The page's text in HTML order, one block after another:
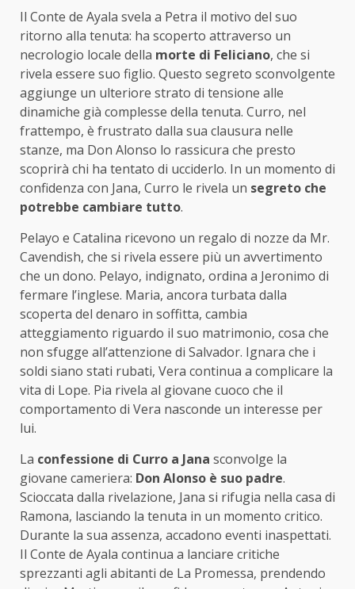
Il Conte de Ayala svela a Petra il motivo del suo
ritorno alla tenuta: ha scoperto attraverso un
necrologio locale della morte di Feliciano, che si
rivela essere suo figlio. Questo segreto sconvolgente
aggiunge un ulteriore strato di tensione alle
dinamiche già complesse della tenuta. Curro, nel
frattempo, è frustrato dalla sua clausura nelle
stanze, ma Don Alonso lo rassicura che presto
scoprirà chi ha tentato di ucciderlo. In un momento di
confidenza con Jana, Curro le rivela un segreto che
potrebbe cambiare tutto.
Pelayo e Catalina ricevono un regalo di nozze da Mr.
Cavendish, che si rivela essere più un avvertimento
che un dono. Pelayo, indignato, ordina a Jeronimo di
fermare l’inglese. Maria, ancora turbata dalla
scoperta del denaro in soffitta, cambia
atteggiamento riguardo il suo matrimonio, cosa che
non sfugge all’attenzione di Salvador. Ignara che i
soldi siano stati rubati, Vera continua a complicare la
vita di Lope. Pia rivela al giovane cuoco che il
comportamento di Vera nasconde un interesse per
lui.
La confessione di Curro a Jana sconvolge la
giovane cameriera: Don Alonso è suo padre.
Scioccata dalla rivelazione, Jana si rifugia nella casa di
Ramona, lasciando la tenuta in un momento critico.
Durante la sua assenza, accadono eventi inaspettati.
Il Conte de Ayala continua a lanciare critiche
sprezzanti agli abitanti de La Promessa, prendendo